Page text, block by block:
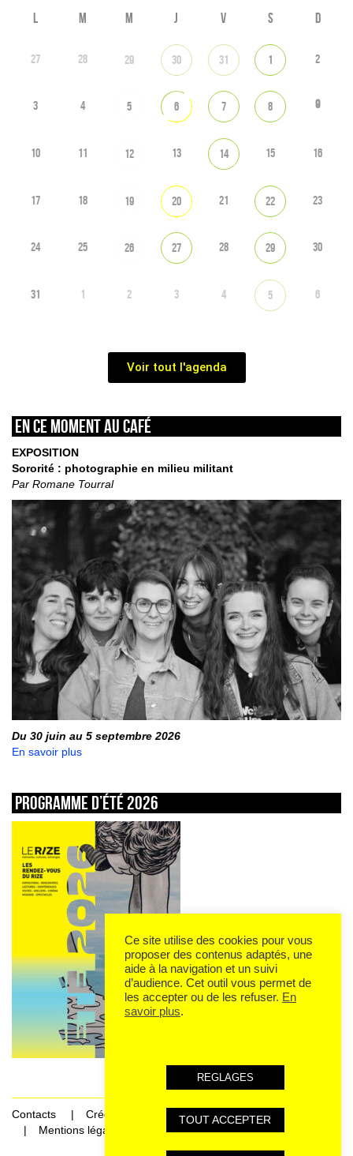
L M M J V S D
27 28 29 30 31 1 2
3 4 5 6 7 8 9
10 11 12 13 14 15 16
17 18 19 20 21 22 23
24 25 26 27 28 29 30
31 1 2 3 4 5 6
Voir tout l'agenda
En ce moment au café
EXPOSITION
Sororité : photographie en milieu militant
Par Romane Tourral
Du 30 juin au 5 septembre 2026
En savoir plus
Programme d’été 2026
Contacts
Crédits
Mentions légales et données personnelles
Ce site utilise des cookies pour vous
proposer des contenus adaptés, une
aide à la navigation et un suivi
d’audience. Cet outil vous permet de
les accepter ou de les refuser. En
savoir plus.
REGLAGES
TOUT ACCEPTER